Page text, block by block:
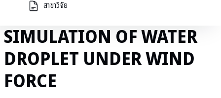
สาขาวิจัย
HYDRODYNAMICS
SIMULATION OF WATER
DROPLET UNDER WIND
FORCE